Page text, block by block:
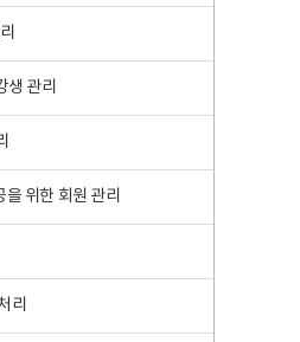
생 관리
위한 회원 관리
리